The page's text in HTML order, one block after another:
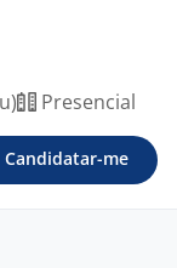
Presencial
Candidatar-me